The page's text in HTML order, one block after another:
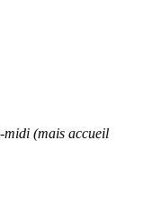
midi (mais accueil